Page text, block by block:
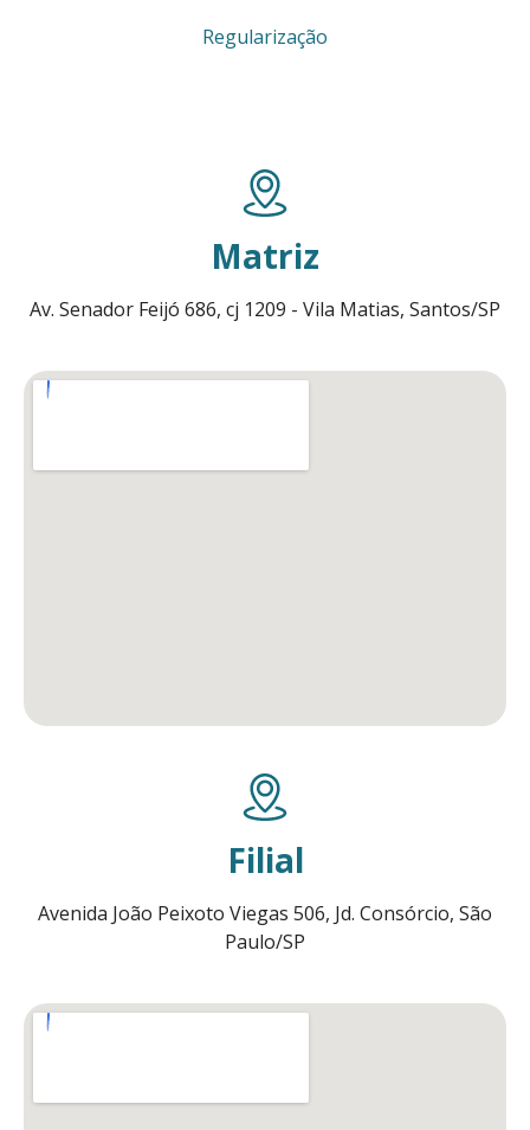
Regularização
Matriz
Av. Senador Feijó 686, cj 1209 - Vila Matias, Santos/SP
Filial
Avenida João Peixoto Viegas 506, Jd. Consórcio, São
Paulo/SP